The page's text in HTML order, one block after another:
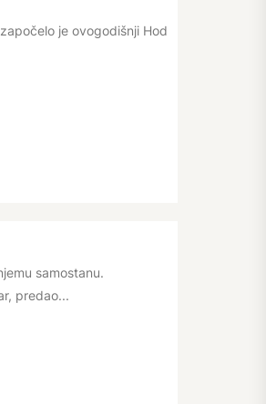
je ovogodišnji Hod
samostanu.
predao...